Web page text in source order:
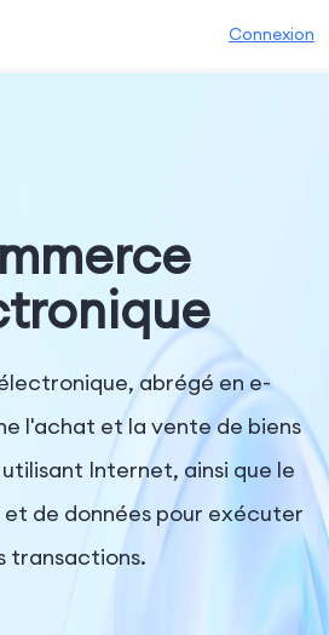
Connexion
abrégé en e-
l'achat et la vente de biens
Internet, ainsi que le
de données pour exécuter
transactions.